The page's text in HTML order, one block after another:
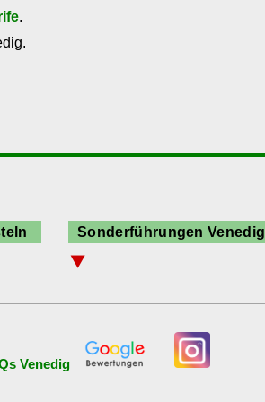
.
Sonderführungen Venedig
⯆
Alltag im abseitigen Venedig
Architektur
Venedig